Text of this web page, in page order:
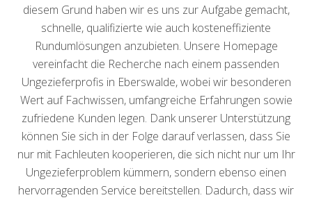
diesem Grund haben wir es uns zur Aufgabe gemacht,
schnelle, qualifizierte wie auch kosteneffiziente
Rundumlösungen anzubieten. Unsere Homepage
vereinfacht die Recherche nach einem passenden
Ungezieferprofis in Eberswalde, wobei wir besonderen
Wert auf Fachwissen, umfangreiche Erfahrungen sowie
zufriedene Kunden legen. Dank unserer Unterstützung
können Sie sich in der Folge darauf verlassen, dass Sie
nur mit Fachleuten kooperieren, die sich nicht nur um Ihr
Ungezieferproblem kümmern, sondern ebenso einen
hervorragenden Service bereitstellen. Dadurch, dass wir